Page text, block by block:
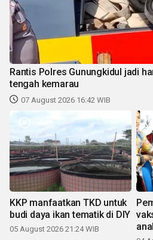
Rantis Polres Gunungkidul jadi
tengah kemarau
07 August 2026 16:42 WIB
KKP manfaatkan TKD untuk
budi daya ikan tematik di DIY
05 August 2026 21:24 WIB